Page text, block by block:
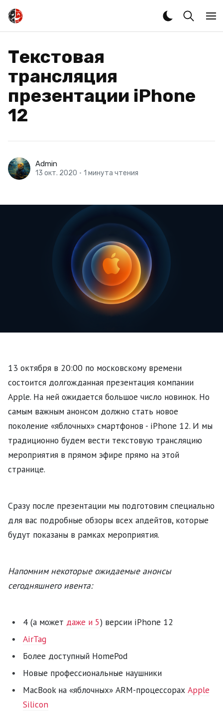
Текстовая
трансляция
презентации iPhone
12
Admin
13 окт. 2020 • 1 минута чтения
13 октября в 20:00 по московскому времени
состоится долгожданная презентация компании
Apple. На ней ожидается большое число новинок. Но
самым важным анонсом должно стать новое
поколение «яблочных» смартфонов - iPhone 12. И мы
традиционно будем вести текстовую трансляцию
мероприятия в прямом эфире прямо на этой
странице.
Сразу после презентации мы подготовим специально
для вас подробные обзоры всех апдейтов, которые
будут показаны в рамках мероприятия.
Напомним некоторые ожидаемые анонсы
сегодняшнего ивента:‎
4 (а может даже и 5) версии iPhone 12
AirTag
Более доступный HomePod
Новые профессиональные наушники
MacBook на «яблочных» ARM-процессорах Apple
Silicon